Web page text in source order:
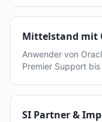
Mittelstand mit
Anwender von
Premier Support
SI Partner &